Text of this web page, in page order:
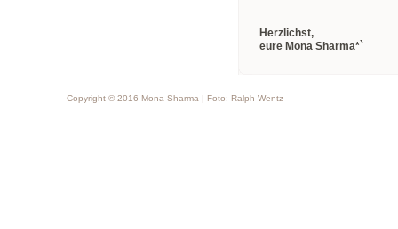
Herzlichst,
eure Mona Sharma*`
Copyright © 2016 Mona Sharma | Foto: Ralph Wentz